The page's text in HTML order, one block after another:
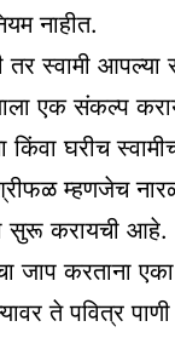
नाहीत.
स्वामी आपल्या
एक संकल्प
घरीच
म्हणजेच नारळ
सुरू करायची आहे.
जाप करताना
ते पवित्र पाणी